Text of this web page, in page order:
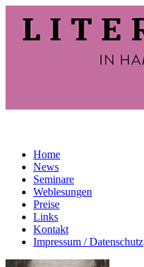
Home
News
Seminare
Weblesungen
Preise
Links
Kontakt
Impressum / Datenschutz